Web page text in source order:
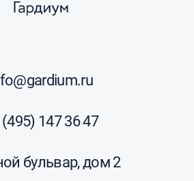
147 36 47
бульвар, дом 2